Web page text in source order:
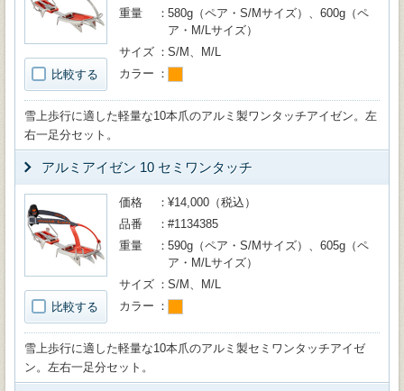
比較する
重量
580g（ペア・S/Mサイズ）、600g（ペ
ア・M/Lサイズ）
サイズ
S/M、M/L
カラー
雪上歩行に適した軽量な10本爪のアルミ製ワンタッチアイゼン。左
右一足分セット。
アルミアイゼン 10 セミワンタッチ
比較する
価格
¥14,000（税込）
品番
#1134385
重量
590g（ペア・S/Mサイズ）、605g（ペ
ア・M/Lサイズ）
サイズ
S/M、M/L
カラー
雪上歩行に適した軽量な10本爪のアルミ製セミワンタッチアイゼ
ン。左右一足分セット。